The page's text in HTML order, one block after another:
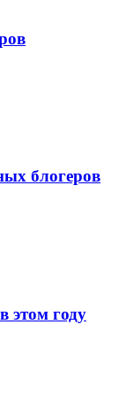
блогеров
этом году